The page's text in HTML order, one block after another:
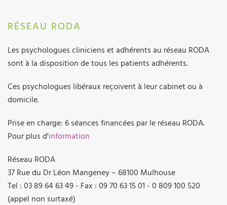
RÉSEAU RODA
Les psychologues cliniciens et adhérents au réseau RODA
sont à la disposition de tous les patients adhérents.
Ces psychologues libéraux reçoivent à leur cabinet ou à
domicile.
Prise en charge: 6 séances financées par le réseau RODA.
Pour plus d'information
Réseau RODA
37 Rue du Dr Léon Mangeney – 68100 Mulhouse
Tel : 03 89 64 63 49 - Fax : 09 70 63 15 01 - 0 809 100 520
(appel non surtaxé)